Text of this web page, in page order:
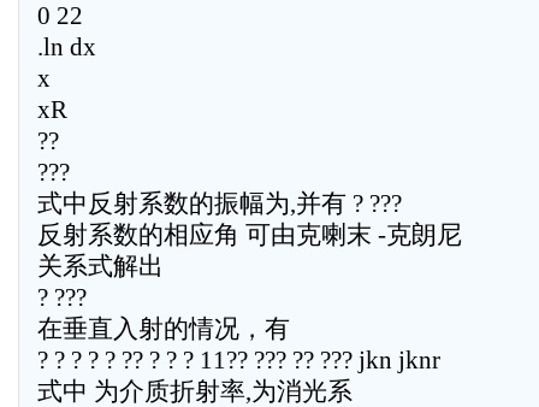
0 22
.ln dx
x
xR
??
???
式中反射系数的振幅为,并有 ? ???
反射系数的相应角 可由克喇末 -克朗尼
关系式解出
? ???
在垂直入射的情况，有
? ? ? ? ? ?? ? ? ? 11?? ??? ?? ??? jkn jknr
式中 为介质折射率,为消光系